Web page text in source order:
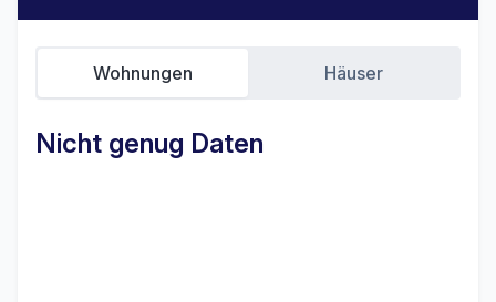
Nicht genug Daten
Wohnungen Häuser